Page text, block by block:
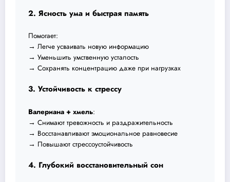
2. Ясность ума и быстрая память
Помогает:
→ Легче усваивать новую информацию
→ Уменьшить умственную усталость
→ Сохранять концентрацию даже при нагрузках
3. Устойчивость к стрессу
Валериана + хмель:
→ Снимают тревожность и раздражительность
→ Восстанавливают эмоциональное равновесие
→ Повышают стрессоустойчивость
4. Глубокий восстановительный сон